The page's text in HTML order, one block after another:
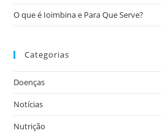
O que é Ioimbina e Para Que Serve?
Categorias
Doenças
Notícias
Nutrição